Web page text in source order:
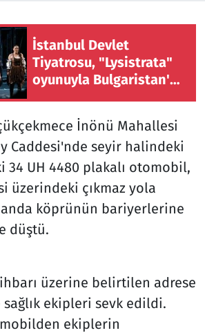
İstanbul Devlet
Tiyatrosu, "Lysistrata"
oyunuyla Bulgaristan'da
İnönü Mahallesi
Caddesi'nde seyir halindeki
34 UH 4480 plakalı otomobil,
üzerindeki çıkmaz yola
köprünün bariyerlerine
düştü.
üzerine belirtilen adrese
ekipleri sevk edildi.
ekiplerin